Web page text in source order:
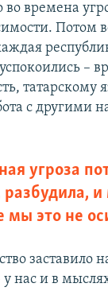
во времена
Потом
–
татарскому
с другими
угроза
мы это не
заставило
нас и в